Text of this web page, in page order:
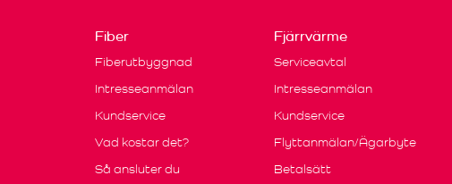
Fiber
Fiberutbyggnad
Intresseanmälan
Kundservice
Vad kostar det?
Så ansluter du
Fjärrvärme
Serviceavtal
Intresseanmälan
Kundservice
Flyttanmälan/Ägarbyte
Betalsätt